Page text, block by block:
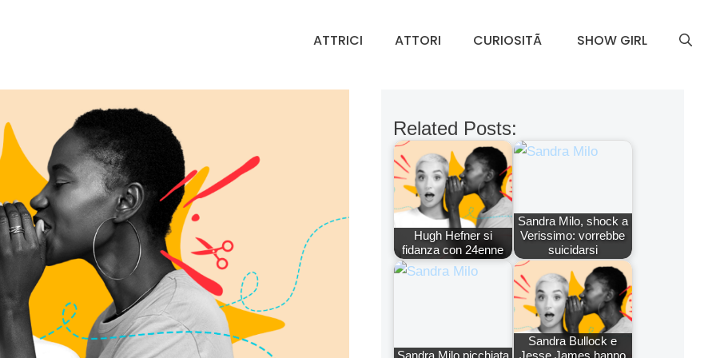
ATTRICI ATTORI CURIOSITÃ SHOW GIRL
Related Posts:
Hugh Hefner si
fidanza con 24enne
Sandra Milo, shock a
Verissimo: vorrebbe
suicidarsi
Sandra Bullock e